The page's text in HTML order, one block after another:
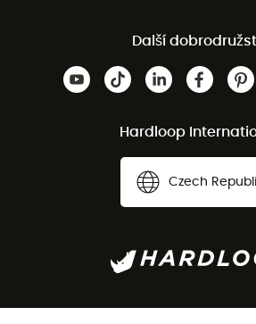
Další
Hardloop
Czech